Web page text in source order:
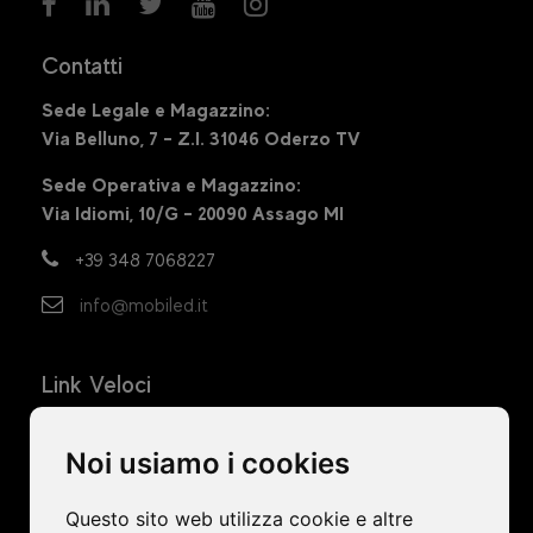
Noi usiamo i cookies
Questo sito web utilizza cookie e altre
Contatti
Sede Legale e Magazzino:
Via Belluno, 7 – Z.I. 31046 Oderzo TV
Sede Operativa e Magazzino:
Via Idiomi, 10/G – 20090 Assago MI
+39 348 7068227
info@mobiled.it
Link Veloci
Azienda
Ledwall